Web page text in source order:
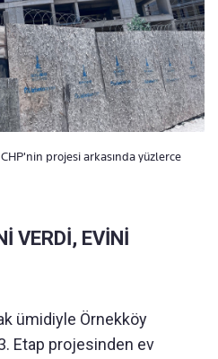
projesi arkasında yüzlerce
VERDİ, EVİNİ
ümidiyle Örnekköy
Etap projesinden ev